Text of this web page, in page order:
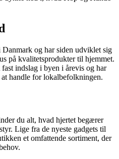
Danmark og har siden udviklet sig
på kvalitetsprodukter til hjemmet.
indslag i byen i årevis og har
handle for lokalbefolkningen.
du alt, hvad hjertet begærer
Lige fra de nyeste gadgets til
et omfattende sortiment, der